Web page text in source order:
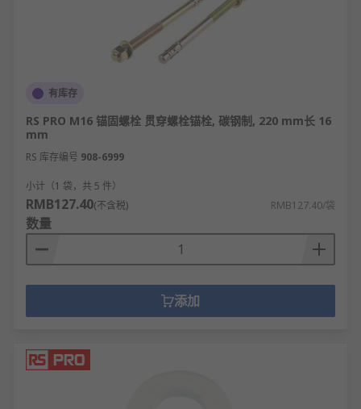
有库存
RS PRO M16 锚固螺栓 贯穿螺栓锚栓, 碳钢制, 220 mm长 16
mm
RS 库存编号 908-6999
小计（1 袋，共 5 件）
RMB127.40(不含税) RMB127.40/袋
数量
添加